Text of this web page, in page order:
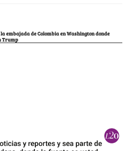
embajada de Colombia en Washington donde
Trump